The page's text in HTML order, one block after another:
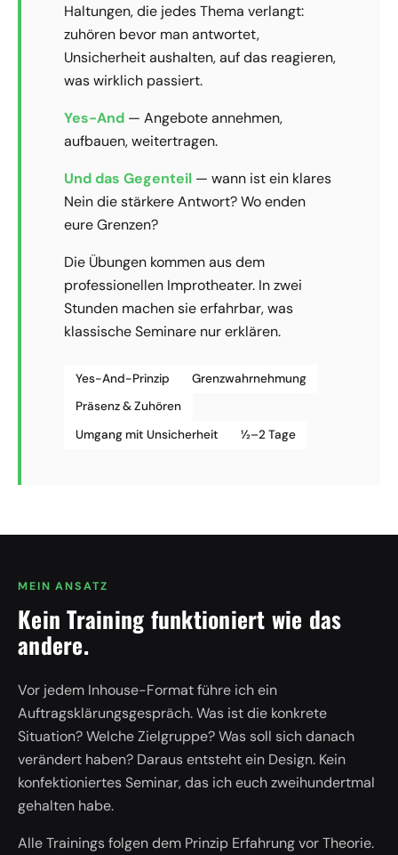
Haltungen, die jedes Thema verlangt:
zuhören bevor man antwortet,
Unsicherheit aushalten, auf das reagieren,
was wirklich passiert.
Yes-And — Angebote annehmen,
aufbauen, weitertragen.
Und das Gegenteil — wann ist ein klares
Nein die stärkere Antwort? Wo enden
eure Grenzen?
Die Übungen kommen aus dem
professionellen Improtheater. In zwei
Stunden machen sie erfahrbar, was
klassische Seminare nur erklären.
Yes-And-Prinzip
Grenzwahrnehmung
Präsenz & Zuhören
Umgang mit Unsicherheit
½–2 Tage
MEIN ANSATZ
Kein Training funktioniert wie das
andere.
Vor jedem Inhouse-Format führe ich ein
Auftragsklärungsgespräch. Was ist die konkrete
Situation? Welche Zielgruppe? Was soll sich danach
verändert haben? Daraus entsteht ein Design. Kein
konfektioniertes Seminar, das ich euch zweihundertmal
gehalten habe.
Alle Trainings folgen dem Prinzip Erfahrung vor Theorie.